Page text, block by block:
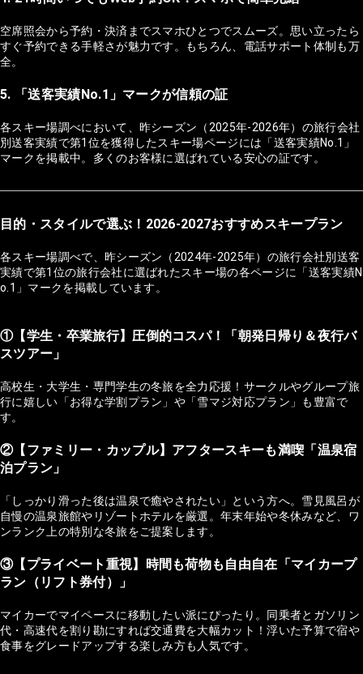
空席照会から予約・決済までスマホひとつでスムーズ。思い立ったら
すぐ予約できる手軽さが魅力です。もちろん、電話サポート体制も万
全。
5. 「送客実績No.1」マークが信頼の証
各スキー場調べにおいて、昨シーズン（2025年-2026年）の旅行会社
別送客実績で第1位を獲得したスキー場ページには「送客実績No.1」
マークを掲載中。多くのお客様に選ばれている安心の証です。
目的・スタイルで選ぶ！2026-2027おすすめスキープラン
各スキー場調べで、昨シーズン（2024年-2025年）の旅行会社別送客
実績で第1位の旅行会社に選ばれたスキー場の各ページに「送客実績N
o.1」マークを掲載しています。
①【学生・卒業旅行】圧倒的コスパ！「朝発日帰り＆夜行バ
スツアー」
高校生・大学生・専門学生の冬旅を全力応援！サークルやグループ旅
行に嬉しい「お得な学割プラン」や「雪マジ対応プラン」も豊富で
す。
②【ファミリー・カップル】アフタースキーも満喫「温泉宿
泊プラン」
「しっかり滑った後は温泉で癒やされたい」という方へ。雪見風呂が
自慢の温泉旅館やリゾートホテルを厳選。年末年始や冬休みなど、ワ
ンランク上の特別な冬旅をご提案します。
③【プライベート重視】時間も荷物も自由自在「マイカープ
ラン（リフト券付）」
マイカーでマイペースに移動したい派にぴったり。同乗者とガソリン
代・高速代を割り勘にすれば交通費を大幅カット！浮いた予算で宿や
食事をグレードアップする楽しみ方も人気です。